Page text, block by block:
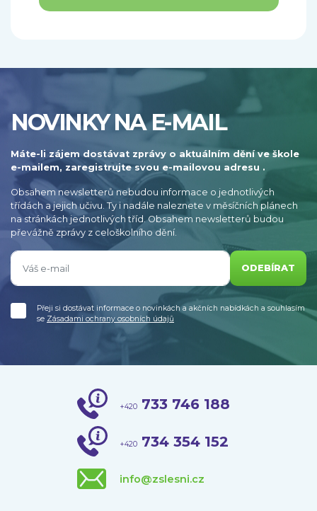
NOVINKY NA E-MAIL
Máte-li zájem dostávat zprávy o aktuálním dění ve škole
e-mailem, zaregistrujte svou e-mailovou adresu .
Obsahem newsletterů nebudou informace o jednotlivých
třídách a jejich učivu. Ty i nadále naleznete v měsíčních plánech
na stránkách jednotlivých tříd. Obsahem newsletterů budou
převážně zprávy z celoškolního dění.
ODEBÍRAT
Přeji si dostávat informace o novinkách a akčních nabídkách a souhlasím
se Zásadami ochrany osobních údajů
+420 733 746 188
+420 734 354 152
info@zslesni.cz